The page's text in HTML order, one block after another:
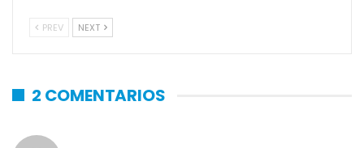
PREV NEXT
2 COMENTARIOS